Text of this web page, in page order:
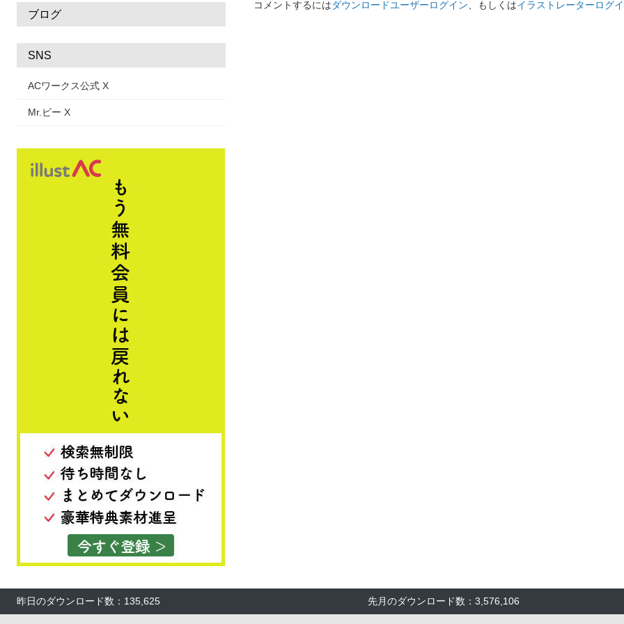
ブログ
SNS
ACワークス公式 X
Mr.ビー X
コメントするにはダウンロードユーザーログイン 、もしくはイラストレーターログ
昨日のダウンロード数：135,625 先月のダウンロード数：3,576,106